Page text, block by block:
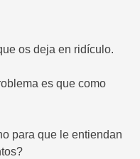
os deja en ridículo.
es que como
para que le entiendan